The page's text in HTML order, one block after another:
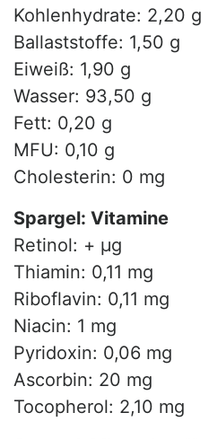
Kohlenhydrate: 2,20 g
Ballaststoffe: 1,50 g
Eiweiß: 1,90 g
Wasser: 93,50 g
Fett: 0,20 g
MFU: 0,10 g
Cholesterin: 0 mg
Spargel: Vitamine
Retinol: + µg
Thiamin: 0,11 mg
Riboflavin: 0,11 mg
Niacin: 1 mg
Pyridoxin: 0,06 mg
Ascorbin: 20 mg
Tocopherol: 2,10 mg